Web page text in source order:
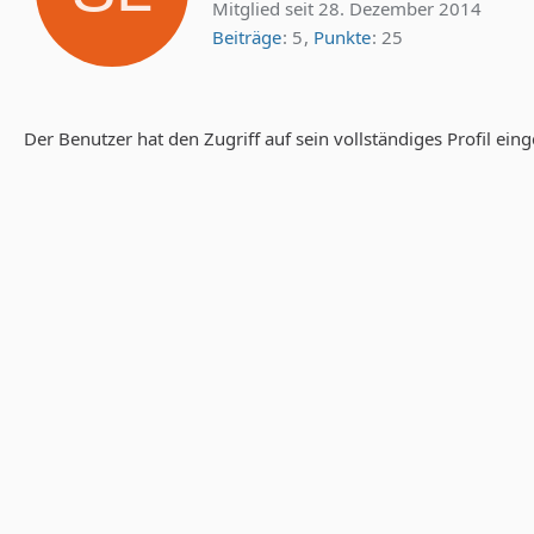
Mitglied seit 28. Dezember 2014
Beiträge 5 Punkte 25
Der Benutzer hat den Zugriff auf sein vollständiges Profil